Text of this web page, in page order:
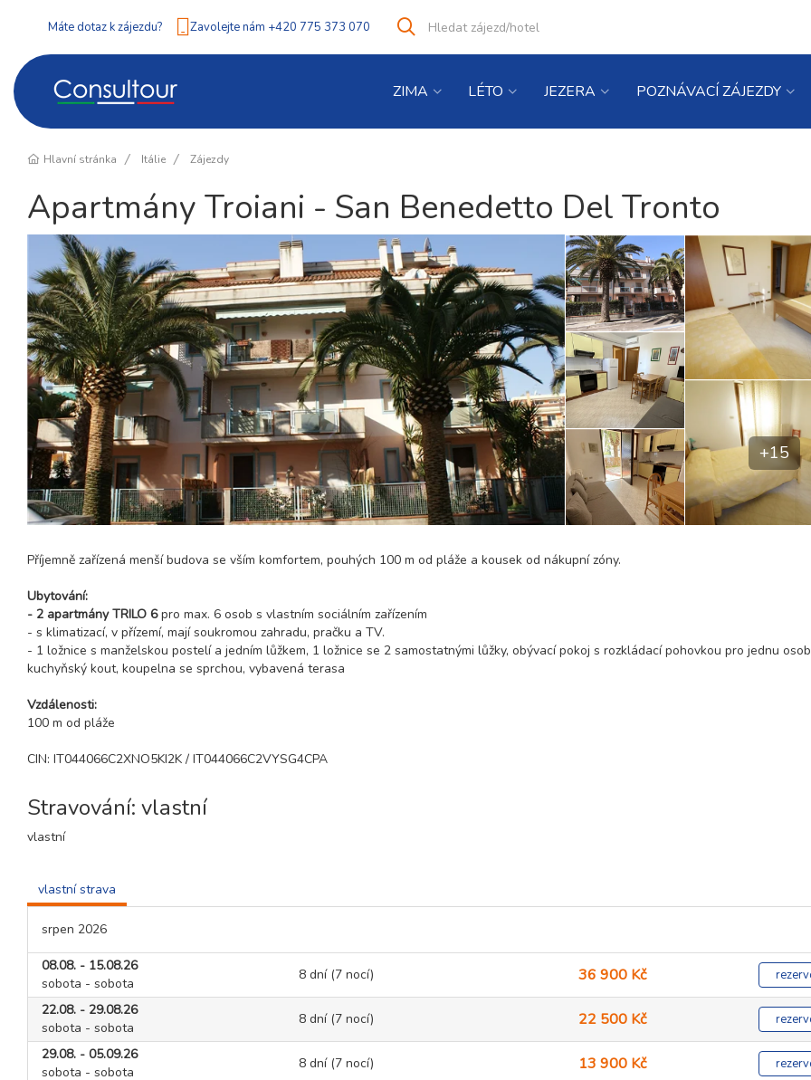
Máte dotaz k zájezdu? Zavolejte nám +420 775 373 070
co
Vyhledat
ZIMA LÉTO JEZERA POZNÁVACÍ ZÁJEZDY
Hlavní stránka Itálie Zájezdy
Apartmány Troiani - San Benedetto Del Tronto
+15
Příjemně zařízená menší budova se vším komfortem, pouhých 100 m od pláže a kousek od nákupní zóny.
Ubytování:
- 2 apartmány TRILO 6pro max. 6 osob s vlastním sociálním zařízením
- s klimatizací, v přízemí, mají soukromou zahradu, pračku a TV.
- 1 ložnice s manželskou postelí a jedním lůžkem, 1 ložnice se 2 samostatnými lůžky, obývací pokoj s rozkládací pohovkou pro jednu
kuchyňský kout, koupelna se sprchou, vybavená terasa
Vzdálenosti:
100 m od pláže
CIN: IT044066C2XNO5KI2K / IT044066C2VYSG4CPA
Stravování: vlastní
vlastní
vlastní strava
srpen 2026
08.08. - 15.08.26
sobota - sobota
8 dní (7 nocí) 36 900 Kč
22.08. - 29.08.26
sobota - sobota
8 dní (7 nocí) 22 500 Kč
29.08. - 05.09.26
sobota - sobota
8 dní (7 nocí) 13 900 Kč